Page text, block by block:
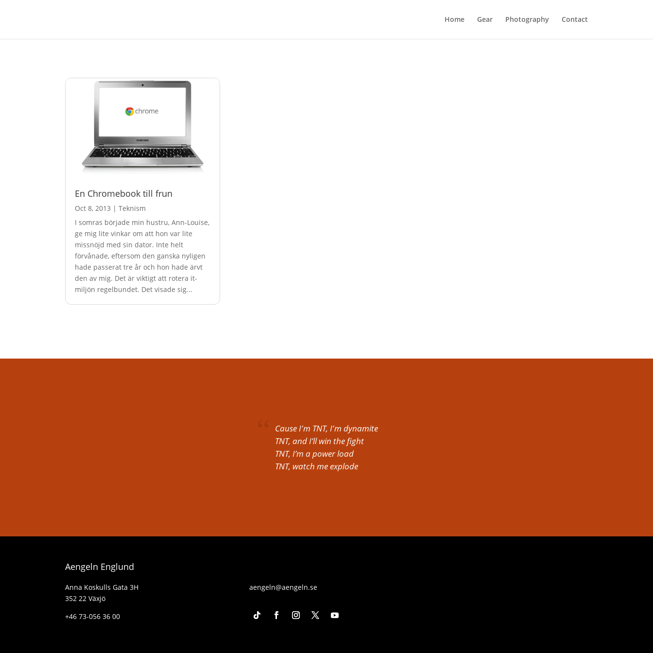
Home Gear Photography Contact
En Chromebook till frun
Oct 8, 2013 |Teknism
I somras började min hustru, Ann-Louise,
ge mig lite vinkar om att hon var lite
missnöjd med sin dator. Inte helt
förvånade, eftersom den ganska nyligen
hade passerat tre år och hon hade ärvt
den av mig. Det är viktigt att rotera it-
miljön regelbundet. Det visade sig...
Cause I'm TNT, I'm dynamite
TNT, and I’ll win the fight
TNT, I’m a power load
TNT, watch me explode
Aengeln Englund
Anna Koskulls Gata 3H
352 22 Växjö
+46 73-056 36 00
aengeln@aengeln.se